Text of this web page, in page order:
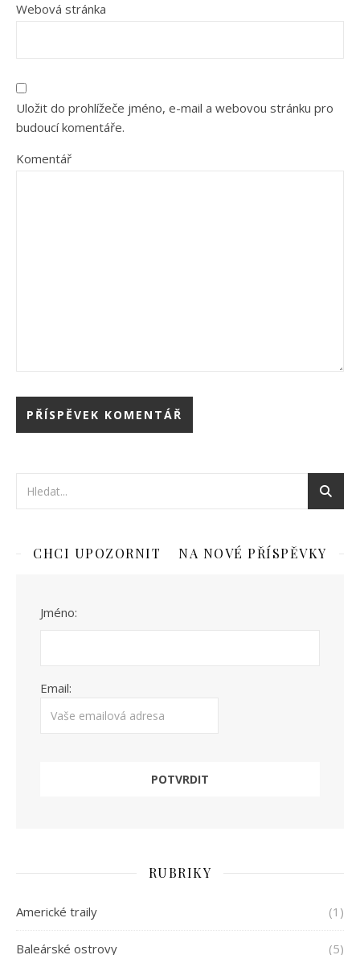
Webová stránka
Uložit do prohlížeče jméno, e-mail a webovou stránku pro
budoucí komentáře.
Komentář
CHCI UPOZORNIT NA NOVÉ PŘÍSPĚVKY
Jméno:
Email:
RUBRIKY
Americké traily (1)
Baleárské ostrovy (5)